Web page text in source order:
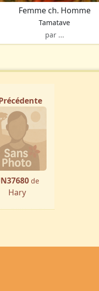
Femme ch. Homme
Tamatave
par ...
de
Hary